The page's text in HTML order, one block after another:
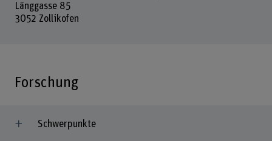
Länggasse 85
3052 Zollikofen
Forschung
Schwerpunkte